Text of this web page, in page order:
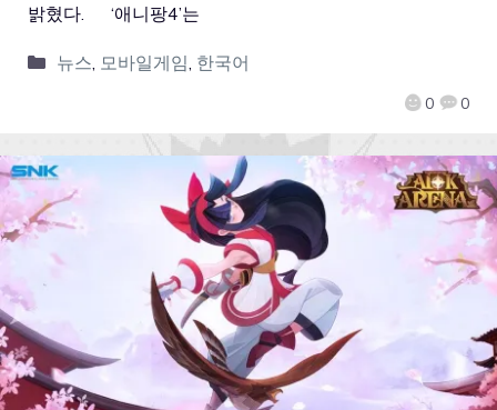
0 0
밝혔다. ‘애니팡4’는
뉴스 모바일게임 한국어